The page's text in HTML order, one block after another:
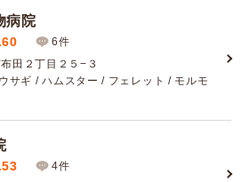
病院
6件
田２丁目２５−３
サギ / ハムスター / フェレット / モルモ
4件